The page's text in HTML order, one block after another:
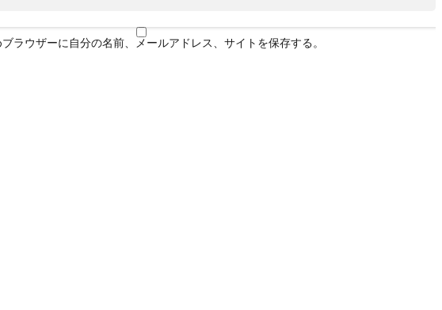
ラウザーに自分の名前、メールアドレス、サイトを保存する。